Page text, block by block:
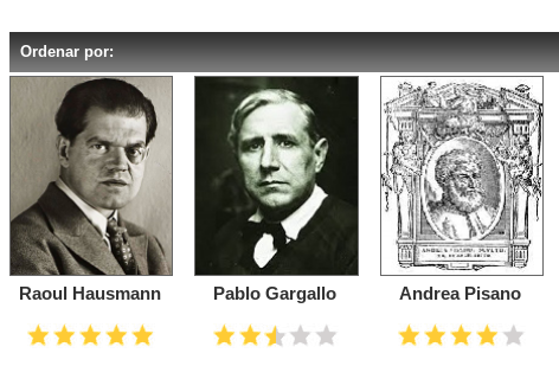
Ordenar por:
Raoul Hausmann Pablo Gargallo Andrea Pisano